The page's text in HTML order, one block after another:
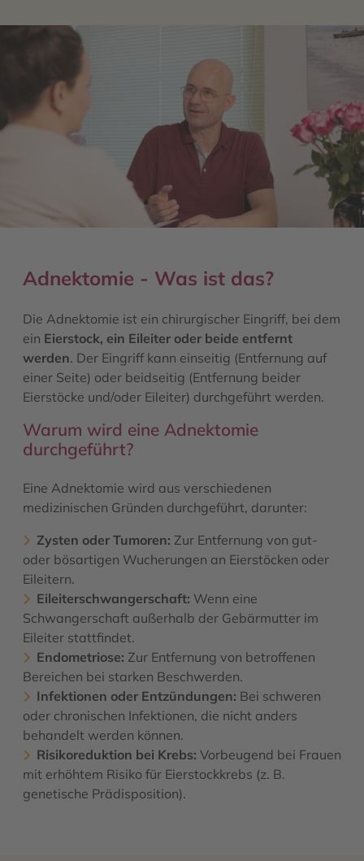
Adnektomie - Was ist das?
Die Adnektomie ist ein chirurgischer Eingriff, bei dem
ein Eierstock, ein Eileiter oder beide entfernt
werden. Der Eingriff kann einseitig (Entfernung auf
einer Seite) oder beidseitig (Entfernung beider
Eierstöcke und/oder Eileiter) durchgeführt werden.
Warum wird eine Adnektomie
durchgeführt?
Eine Adnektomie wird aus verschiedenen
medizinischen Gründen durchgeführt, darunter:
Zysten oder Tumoren: Zur Entfernung von gut-
oder bösartigen Wucherungen an Eierstöcken oder
Eileitern.
Eileiterschwangerschaft: Wenn eine
Schwangerschaft außerhalb der Gebärmutter im
Eileiter stattfindet.
Endometriose: Zur Entfernung von betroffenen
Bereichen bei starken Beschwerden.
Infektionen oder Entzündungen: Bei schweren
oder chronischen Infektionen, die nicht anders
behandelt werden können.
Risikoreduktion bei Krebs: Vorbeugend bei Frauen
mit erhöhtem Risiko für Eierstockkrebs (z. B.
genetische Prädisposition).